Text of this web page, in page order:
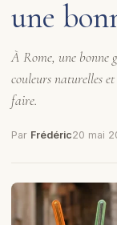
une
À Rome, une bonne
couleurs naturelles
faire.
Par Frédéric20 mai